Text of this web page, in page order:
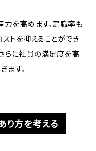
を高めます。定職率も
トを抑えることができ
らに社員の満足度を高
ます。
り方を考える